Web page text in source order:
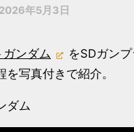
2026年5月3日
ンダム
をSDガン
写真付きで紹介。
ダム